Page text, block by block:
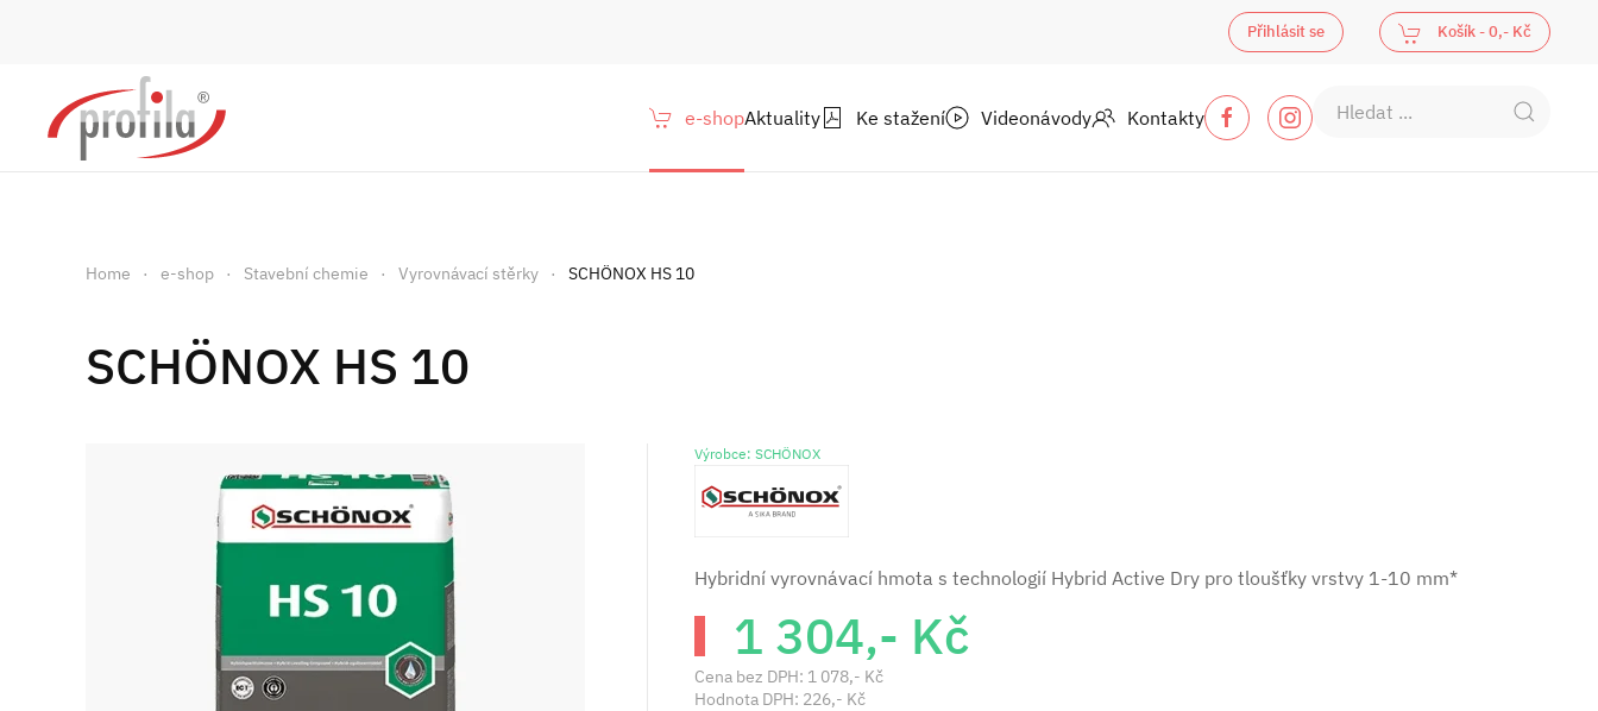
Přihlásit se Košík -0,- Kč
e-shopAktuality Ke stažení Videonávody Kontakty
Home e-shop Stavební chemie Vyrovnávací stěrky SCHÖNOX HS 10
SCHÖNOX HS 10
Výrobce: SCHÖNOX
Hybridní vyrovnávací hmota s technologií Hybrid Active Dry pro tloušťky vrstvy 1-10 mm*
1 304,- Kč
Cena bez DPH: 1 078,- Kč
Hodnota DPH: 226,- Kč